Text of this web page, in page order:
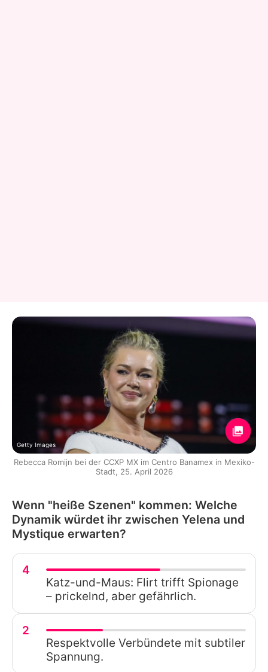
Getty Images
Rebecca Romijn bei der CCXP MX im Centro Banamex in Mexiko-
Stadt, 25. April 2026
Wenn "heiße Szenen" kommen: Welche
Dynamik würdet ihr zwischen Yelena und
Mystique erwarten?
4
Katz-und-Maus: Flirt trifft Spionage
– prickelnd, aber gefährlich.
2
Respektvolle Verbündete mit subtiler
Spannung.